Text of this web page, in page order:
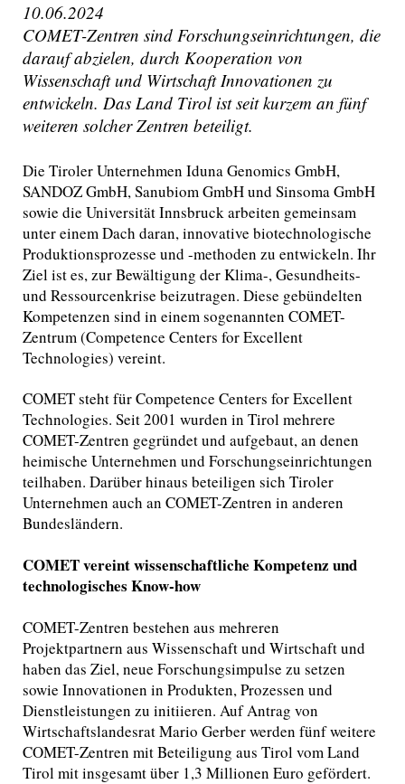
10.06.2024
COMET-Zentren sind Forschungseinrichtungen, die
darauf abzielen, durch Kooperation von
Wissenschaft und Wirtschaft Innovationen zu
entwickeln. Das Land Tirol ist seit kurzem an fünf
weiteren solcher Zentren beteiligt.
Die Tiroler Unternehmen Iduna Genomics GmbH,
SANDOZ GmbH, Sanubiom GmbH und Sinsoma GmbH
sowie die Universität Innsbruck arbeiten gemeinsam
unter einem Dach daran, innovative biotechnologische
Produktionsprozesse und -methoden zu entwickeln. Ihr
Ziel ist es, zur Bewältigung der Klima-, Gesundheits-
und Ressourcenkrise beizutragen. Diese gebündelten
Kompetenzen sind in einem sogenannten COMET-
Zentrum (Competence Centers for Excellent
Technologies) vereint.
COMET steht für Competence Centers for Excellent
Technologies. Seit 2001 wurden in Tirol mehrere
COMET-Zentren gegründet und aufgebaut, an denen
heimische Unternehmen und Forschungseinrichtungen
teilhaben. Darüber hinaus beteiligen sich Tiroler
Unternehmen auch an COMET-Zentren in anderen
Bundesländern.
COMET vereint wissenschaftliche Kompetenz und
technologisches Know-how
COMET-Zentren bestehen aus mehreren
Projektpartnern aus Wissenschaft und Wirtschaft und
haben das Ziel, neue Forschungsimpulse zu setzen
sowie Innovationen in Produkten, Prozessen und
Dienstleistungen zu initiieren. Auf Antrag von
Wirtschaftslandesrat Mario Gerber werden fünf weitere
COMET-Zentren mit Beteiligung aus Tirol vom Land
Tirol mit insgesamt über 1,3 Millionen Euro gefördert.